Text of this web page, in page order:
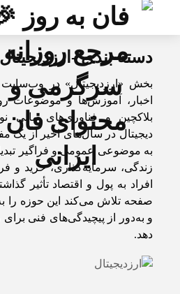
دسته بندی -ارزدیجیتال
بخش «ارزدیجیتال» در
اخبار، آموزش‌ها و موضوعات
بلاکچین و فناوری‌های مالی
دیجیتال در سال‌های اخیر از یک
به موضوعی عمومی و فراگیر
زندگی، سرمایه‌گذاری، خرید و
افراد به پول و اقتصاد تأثیر
صفحه تلاش می‌کند این حوزه را
و به‌دور از پیچیدگی‌های فنی
دهد.